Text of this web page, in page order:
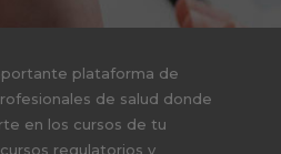
plataforma de
de salud donde
en los cursos de tu
regulatorios y